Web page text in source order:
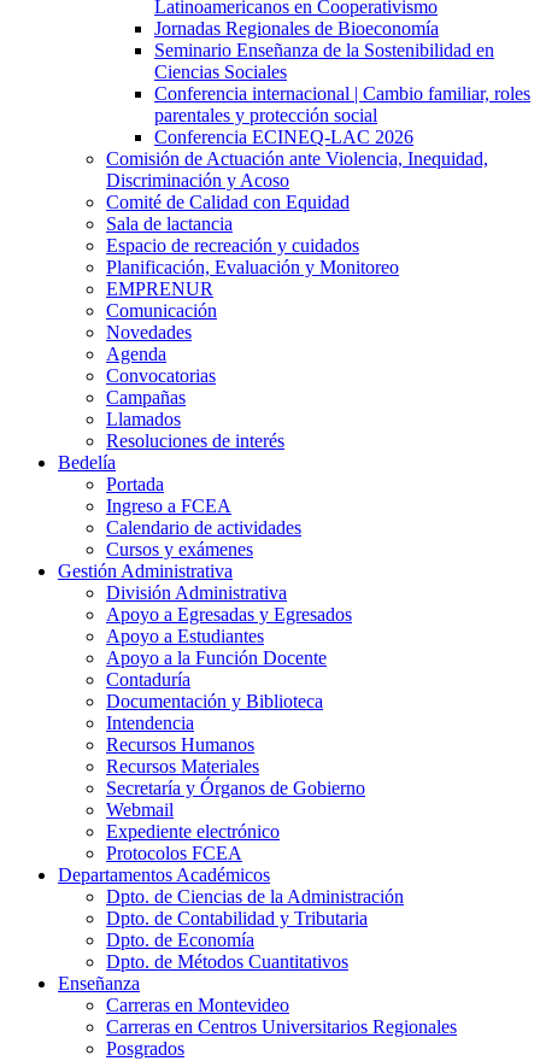
Latinoamericanos en Cooperativismo
Jornadas Regionales de Bioeconomía
Seminario Enseñanza de la Sostenibilidad en
Ciencias Sociales
Conferencia internacional | Cambio familiar, roles
parentales y protección social
Conferencia ECINEQ-LAC 2026
Comisión de Actuación ante Violencia, Inequidad,
Discriminación y Acoso
Comité de Calidad con Equidad
Sala de lactancia
Espacio de recreación y cuidados
Planificación, Evaluación y Monitoreo
EMPRENUR
Comunicación
Novedades
Agenda
Convocatorias
Campañas
Llamados
Resoluciones de interés
Bedelía
Portada
Ingreso a FCEA
Calendario de actividades
Cursos y exámenes
Gestión Administrativa
División Administrativa
Apoyo a Egresadas y Egresados
Apoyo a Estudiantes
Apoyo a la Función Docente
Contaduría
Documentación y Biblioteca
Intendencia
Recursos Humanos
Recursos Materiales
Secretaría y Órganos de Gobierno
Webmail
Expediente electrónico
Protocolos FCEA
Departamentos Académicos
Dpto. de Ciencias de la Administración
Dpto. de Contabilidad y Tributaria
Dpto. de Economía
Dpto. de Métodos Cuantitativos
Enseñanza
Carreras en Montevideo
Carreras en Centros Universitarios Regionales
Posgrados